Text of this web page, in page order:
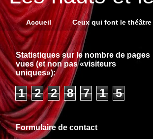
Accueil Ceux qui font le
Statistiques sur le nombre de pages
vues (et non pas «visiteurs
uniques»):
1 2 2 8 7 1 5
Formulaire de contact